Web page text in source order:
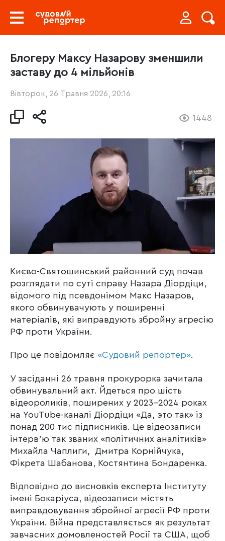
Блогеру Максу Назарову зменшили
заставу до 4 мільйонів
Вівторок, 26 Травня 2026, 20:16
1448
Києво-Святошинський районний суд почав
розглядати по суті справу Назара Діордіци,
відомого під псевдонімом Макс Назаров,
якого обвинувачують у поширенні
матеріалів, які виправдують збройну агресію
РФ проти України.
Про це повідомляє «Судовий репортер».
У засіданні 26 травня прокурорка зачитала
обвинувальний акт. Йдеться про шість
відеороликів, поширених у 2023-2024 роках
на YouTube-каналі Діордіци «Да, это так» із
понад 200 тис підписників. Це відеозаписи
інтервʼю так званих «політичних аналітиків»
Михайла Чаплиги, Дмитра Корнійчука,
Фікрета Шабанова, Костянтина Бондаренка.
Відповідно до висновків експерта Інституту
імені Бокаріуса, відеозаписи містять
виправдовування збройної агресії РФ проти
України. Війна представляється як результат
завчасних домовленостей Росії та США, щоб